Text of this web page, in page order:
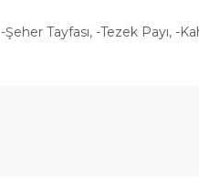
-Şeher Tayfası, -Tezek Payı, -